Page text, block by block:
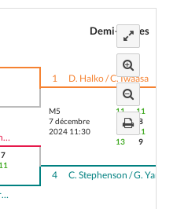
Demi-finales
7
11
1 D. Halko / C. Iwaasa
M5
7 décembre
2024 11:30
11
6
11
8
11
13
11
9
4 C. Stephenson / G. Yaretz